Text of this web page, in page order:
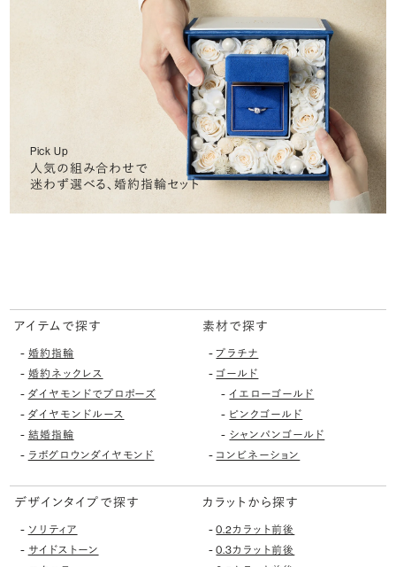
Pick Up
人気の組み合わせで
迷わず選べる、婚約指輪セット
アイテムで探す
- 婚約指輪
- 婚約ネックレス
- ダイヤモンドでプロポーズ
- ダイヤモンドルース
- 結婚指輪
- ラボグロウンダイヤモンド
素材で探す
-プラチナ
- ゴールド
-イエローゴールド
- ピンクゴールド
- シャンパンゴールド
- コンビネーション
デザインタイプで探す
- ソリティア
- サイドストーン
カラットから探す
-0.2カラット前後
-0.3カラット前後